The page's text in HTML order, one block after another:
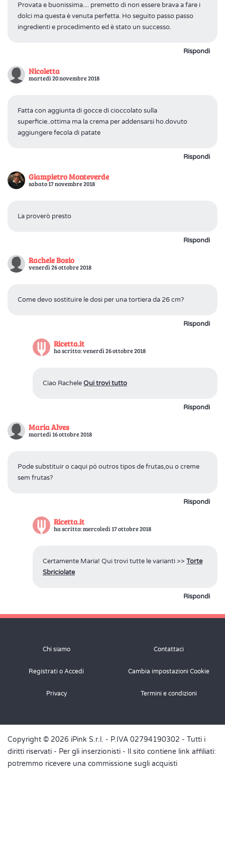
Provata e buonissima.... premetto di non essere brava a fare i
dolci ma questa è venuta perfetta. Ho seguito passo passo
ingredienti e procedimento ed è stato un successo.
Rispondi
Nicoletta
martedì 20 novembre 2018
Fatta con aggiunta di gocce di cioccolato sulla
superficie..ottima ma la crema per addensarsi ho.dovuto
aggiungere fecola di patate
Rispondi
Giampietro Monteverde
sabato 17 novembre 2018
La proverò presto
Rispondi
Rachele Bosio
venerdì 26 ottobre 2018
Come devo sostituire le dosi per una tortiera da 26 cm?
Rispondi
Ricetta.it
ha scritto: venerdì 26 ottobre 2018
Ciao RacheleQui trovi tutto
Rispondi
Maria Alves
martedì 16 ottobre 2018
Pode substituir o caqui pó outros tipos de frutas,ou o creme
sem frutas?
Rispondi
Ricetta.it
ha scritto: mercoledì 17 ottobre 2018
Certamente Maria! Qui trovi tutte le varianti >> Torte
Sbriciolate
Rispondi
Chi siamo Contattaci
Registrati o Accedi Cambia impostazioni Cookie
Privacy Termini e condizioni
Copyright © 2026 iPink S.r.l. - P.IVA 02794190302 - Tutti i
diritti riservati - Per gli inserzionisti - Il sito contiene link affiliati:
potremmo ricevere una commissione sugli acquisti